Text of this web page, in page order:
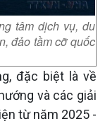
tâm dịch vụ, du
đảo tầm cỡ quốc
đặc biệt là về
và các giải
từ năm 2025 -